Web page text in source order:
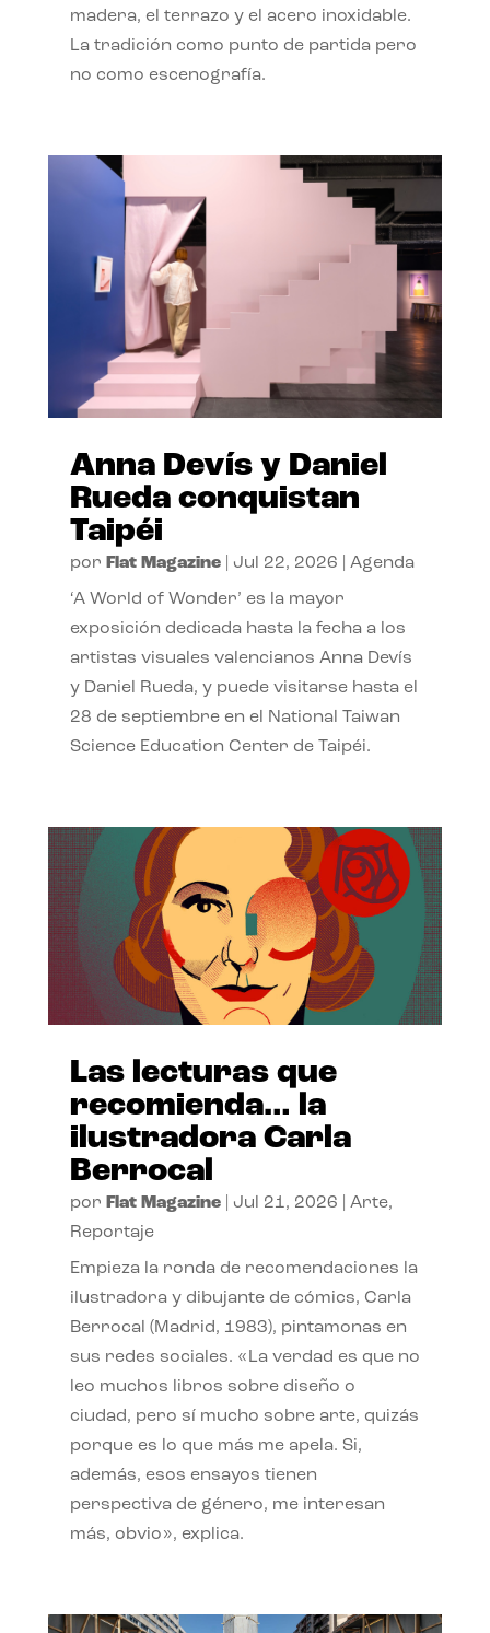
madera, el terrazo y el acero inoxidable.
La tradición como punto de partida pero
no como escenografía.
Anna Devís y Daniel
Rueda conquistan
Taipéi
por Flat Magazine| Jul 22, 2026 Agenda
‘A World of Wonder’ es la mayor
exposición dedicada hasta la fecha a los
artistas visuales valencianos Anna Devís
y Daniel Rueda, y puede visitarse hasta el
28 de septiembre en el National Taiwan
Science Education Center de Taipéi.
Las lecturas que
recomienda… la
ilustradora Carla
Berrocal
por Flat Magazine| Jul 21, 2026 Arte,
Reportaje
Empieza la ronda de recomendaciones la
ilustradora y dibujante de cómics, Carla
Berrocal (Madrid, 1983), pintamonas en
sus redes sociales. «La verdad es que no
leo muchos libros sobre diseño o
ciudad, pero sí mucho sobre arte, quizás
porque es lo que más me apela. Si,
además, esos ensayos tienen
perspectiva de género, me interesan
más, obvio», explica.